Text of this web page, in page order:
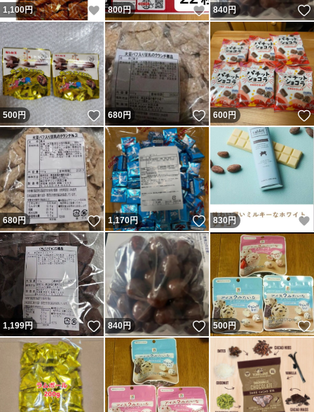
1,100円 いいね！
800円 いいね！
840円
500円 いいね！
680円 いいね！
600円
680円 いいね！
1,170円 いいね！
830円
1,199円 いいね！
840円 いいね！
500円